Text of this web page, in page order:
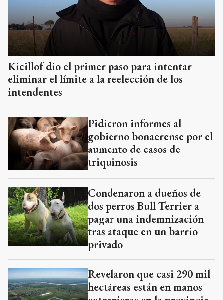
Kicillof dio el primer paso para intentar
eliminar el límite a la reelección de los
intendentes
Pidieron informes al
gobierno bonaerense por el
aumento de casos de
triquinosis
Condenaron a dueños de
dos perros Bull Terrier a
pagar una indemnización
tras ataque en un barrio
privado
Revelaron que casi 290 mil
hectáreas están en manos